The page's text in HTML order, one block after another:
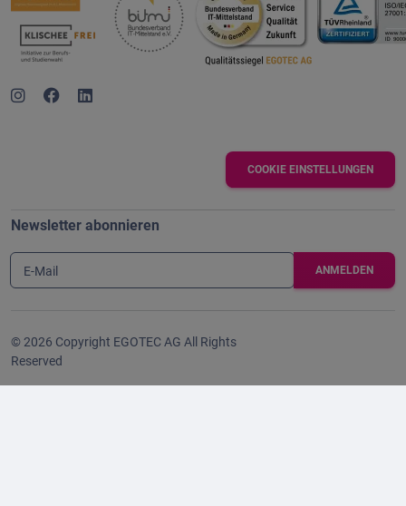
COOKIE EINSTELLUNGEN
Newsletter abonnieren
E-Mail
© 2026 Copyright EGOTEC AG All Rights
Reserved